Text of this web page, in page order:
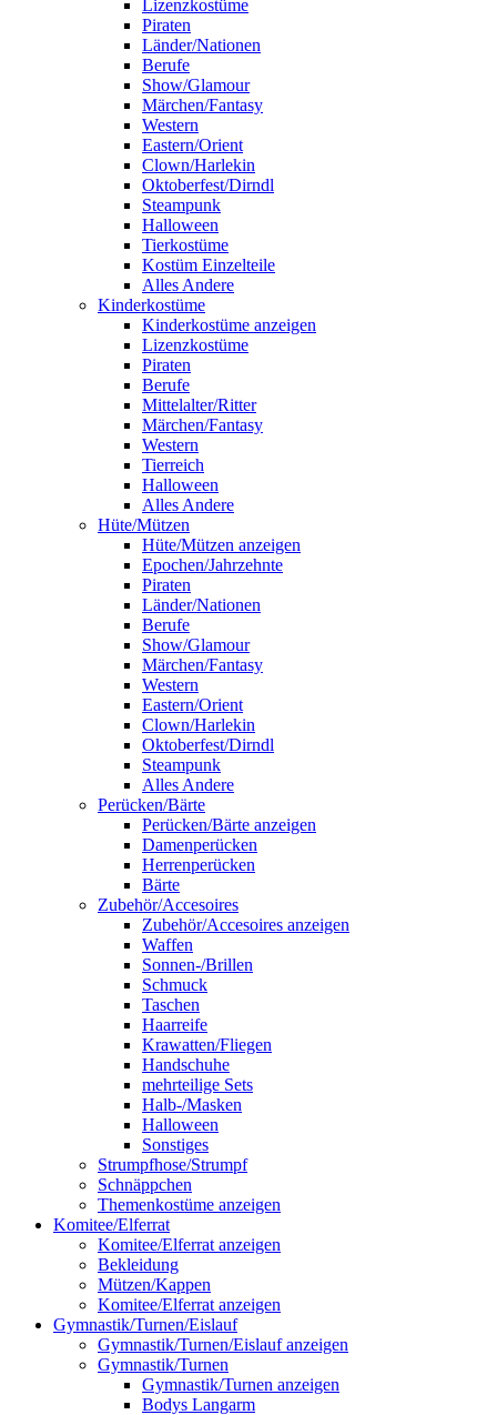
Lizenzkostüme
Piraten
Länder/Nationen
Berufe
Show/Glamour
Märchen/Fantasy
Western
Eastern/Orient
Clown/Harlekin
Oktoberfest/Dirndl
Steampunk
Halloween
Tierkostüme
Kostüm Einzelteile
Alles Andere
Kinderkostüme
Kinderkostüme anzeigen
Lizenzkostüme
Piraten
Berufe
Mittelalter/Ritter
Märchen/Fantasy
Western
Tierreich
Halloween
Alles Andere
Hüte/Mützen
Hüte/Mützen anzeigen
Epochen/Jahrzehnte
Piraten
Länder/Nationen
Berufe
Show/Glamour
Märchen/Fantasy
Western
Eastern/Orient
Clown/Harlekin
Oktoberfest/Dirndl
Steampunk
Alles Andere
Perücken/Bärte
Perücken/Bärte anzeigen
Damenperücken
Herrenperücken
Bärte
Zubehör/Accesoires
Zubehör/Accesoires anzeigen
Waffen
Sonnen-/Brillen
Schmuck
Taschen
Haarreife
Krawatten/Fliegen
Handschuhe
mehrteilige Sets
Halb-/Masken
Halloween
Sonstiges
Strumpfhose/Strumpf
Schnäppchen
Themenkostüme anzeigen
Komitee/Elferrat
Komitee/Elferrat anzeigen
Bekleidung
Mützen/Kappen
Komitee/Elferrat anzeigen
Gymnastik/Turnen/Eislauf
Gymnastik/Turnen/Eislauf anzeigen
Gymnastik/Turnen
Gymnastik/Turnen anzeigen
Bodys Langarm